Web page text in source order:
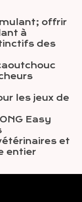
offrir
à
des
les jeux de
Easy
et
entier